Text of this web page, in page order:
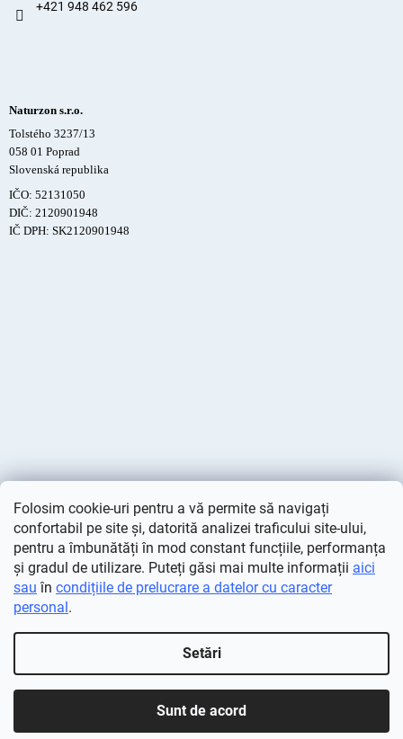
Folosim cookie-uri pentru a vă permite să navigați
confortabil pe site și, datorită analizei traficului site-ului,
pentru a îmbunătăți în mod constant funcțiile, performanța
și gradul de utilizare. Puteți găsi mai multe informații aici
sau în condițiile de prelucrare a datelor cu caracter
personal.
Setări
Sunt de acord
+421 948 462 596
Naturzon s.r.o.
Tolstého 3237/13
058 01 Poprad
Slovenská republika
IČO: 52131050
DIČ: 2120901948
IČ DPH: SK2120901948